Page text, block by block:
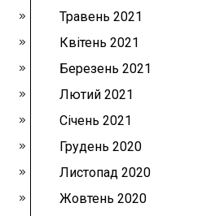
Травень 2021
Квітень 2021
Березень 2021
Лютий 2021
Січень 2021
Грудень 2020
Листопад 2020
Жовтень 2020